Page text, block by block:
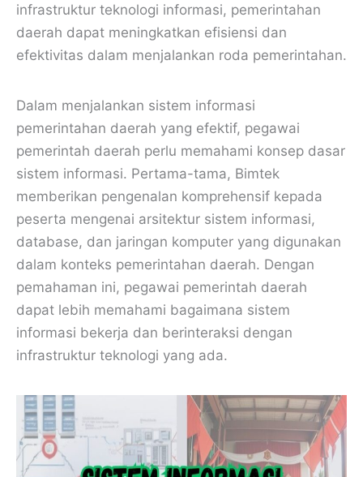
infrastruktur teknologi informasi, pemerintahan
daerah dapat meningkatkan efisiensi dan
efektivitas dalam menjalankan roda pemerintahan.
Dalam menjalankan sistem informasi
pemerintahan daerah yang efektif, pegawai
pemerintah daerah perlu memahami konsep dasar
sistem informasi. Pertama-tama, Bimtek
memberikan pengenalan komprehensif kepada
peserta mengenai arsitektur sistem informasi,
database, dan jaringan komputer yang digunakan
dalam konteks pemerintahan daerah. Dengan
pemahaman ini, pegawai pemerintah daerah
dapat lebih memahami bagaimana sistem
informasi bekerja dan berinteraksi dengan
infrastruktur teknologi yang ada.